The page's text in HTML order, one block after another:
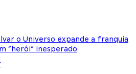
o Universo expande a franquia
“herói” inesperado